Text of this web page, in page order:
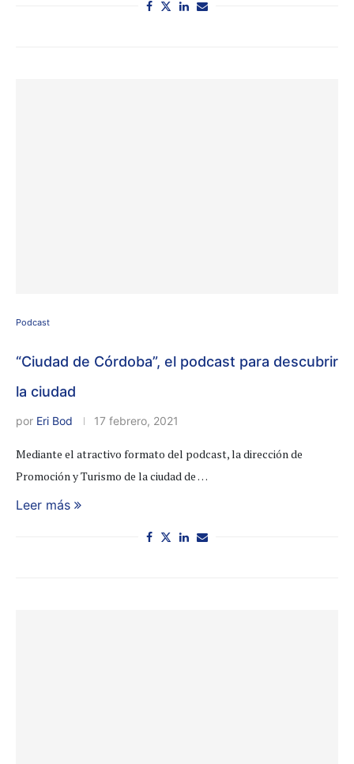
Podcast
“Ciudad de Córdoba”, el podcast para descubrir
la ciudad
por Eri Bod 17 febrero, 2021
Mediante el atractivo formato del podcast, la dirección de
Promoción y Turismo de la ciudad de …
Leer más